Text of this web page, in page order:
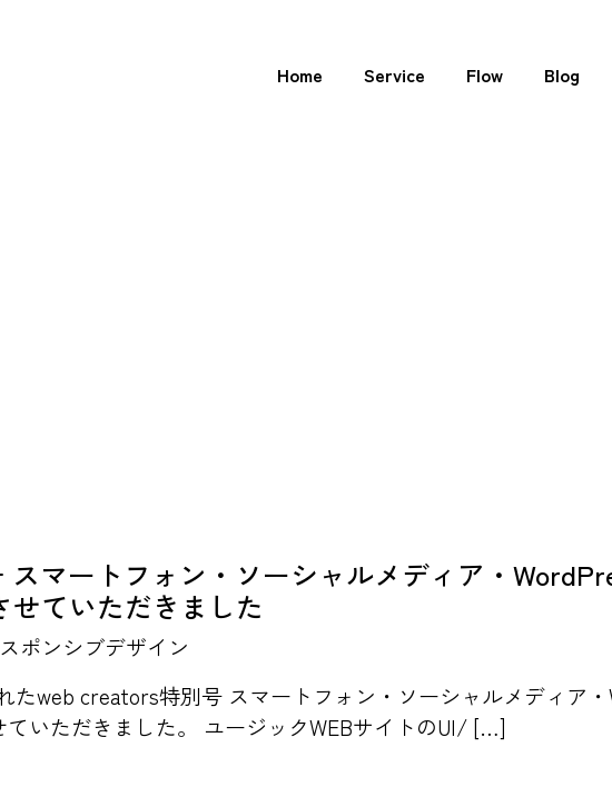
Home Service Flow Blog
マートフォン・ソーシャルメディア・
せていただきました
ポンシブデザイン
たweb creators特別号 スマートフォン・ソーシャルメディア
ていただきました。 ユージックWEBサイトのUI/ […]